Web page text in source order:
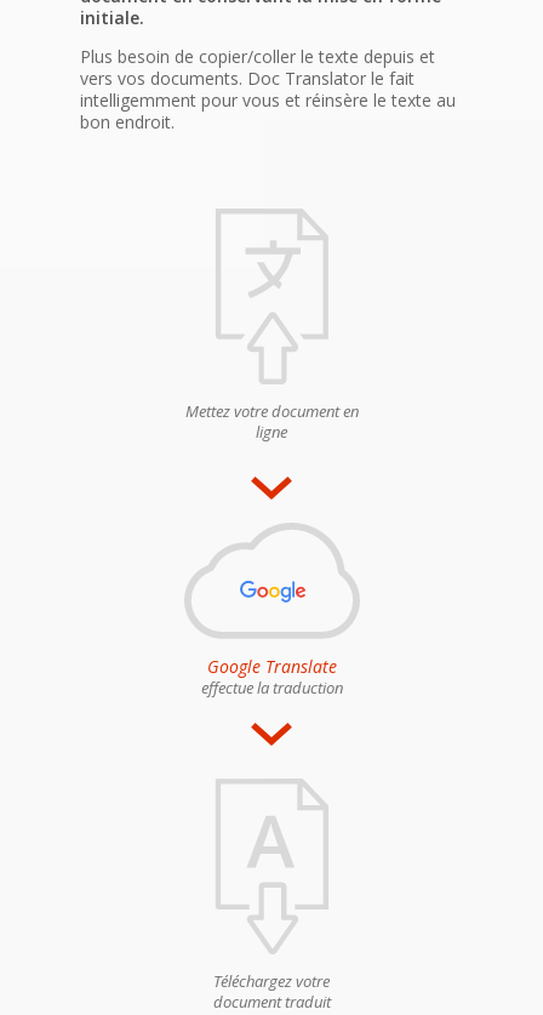
initiale.
Plus besoin de copier/coller le texte depuis et
vers vos documents. Doc Translator le fait
intelligemment pour vous et réinsère le texte au
bon endroit.
Mettez votre document en
ligne
Google Translate
effectue la traduction
Téléchargez votre
document traduit